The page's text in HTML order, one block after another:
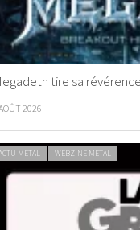
tire sa
2026
METAL WEBZINE METAL